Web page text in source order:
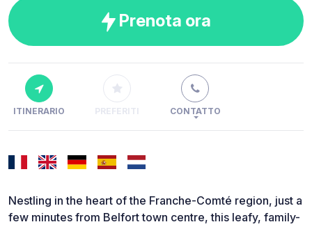
Prenota ora
ITINERARIO PREFERITI CONTATTO
Nestling in the heart of the Franche-Comté region, just a
few minutes from Belfort town centre, this leafy, family-